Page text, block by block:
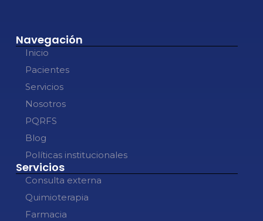
Navegación
Inicio
Pacientes
Servicios
Nosotros
PQRFS
Blog
Políticas institucionales
Servicios
Consulta externa
Quimioterapia
Farmacia